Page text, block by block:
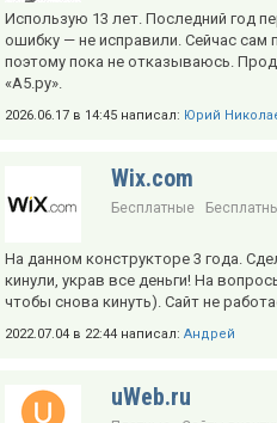
Использую 13 лет. Последний год
ошибку — не исправили. Сейчас сам
поэтому пока не отказываюсь.
«А5.ру».
2026.06.17 в 14:45 написал: Юрий
Wix.com
Бесплатные
На данном конструкторе 3 года.
кинули, украв все деньги! На
чтобы снова кинуть). Сайт не
2022.07.04 в 22:44 написал: Андрей
uWeb.ru